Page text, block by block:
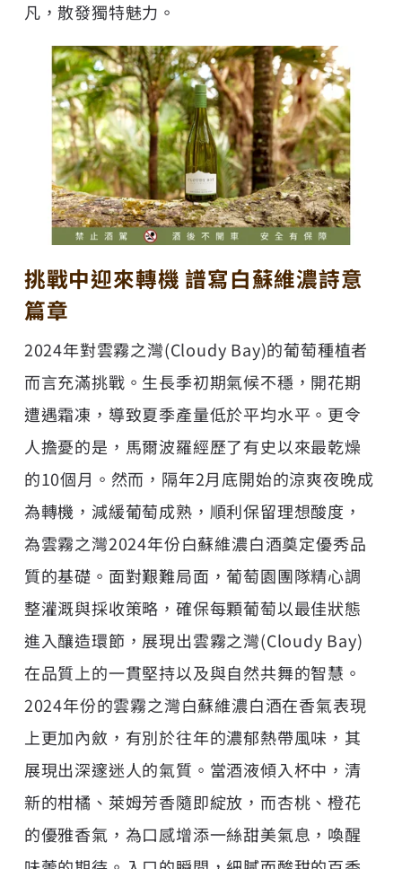
凡，散發獨特魅力。
挑戰中迎來轉機 譜寫白蘇維濃詩意
篇章
2024年對雲霧之灣(Cloudy Bay)的葡萄種植者
而言充滿挑戰。生長季初期氣候不穩，開花期
遭遇霜凍，導致夏季產量低於平均水平。更令
人擔憂的是，馬爾波羅經歷了有史以來最乾燥
的10個月。然而，隔年2月底開始的涼爽夜晚成
為轉機，減緩葡萄成熟，順利保留理想酸度，
為雲霧之灣2024年份白蘇維濃白酒奠定優秀品
質的基礎。面對艱難局面，葡萄園團隊精心調
整灌溉與採收策略，確保每顆葡萄以最佳狀態
進入釀造環節，展現出雲霧之灣(Cloudy Bay)
在品質上的一貫堅持以及與自然共舞的智慧。
2024年份的雲霧之灣白蘇維濃白酒在香氣表現
上更加內斂，有別於往年的濃郁熱帶風味，其
展現出深邃迷人的氣質。當酒液傾入杯中，清
新的柑橘、萊姆芳香隨即綻放，而杏桃、橙花
的優雅香氣，為口感增添一絲甜美氣息，喚醒